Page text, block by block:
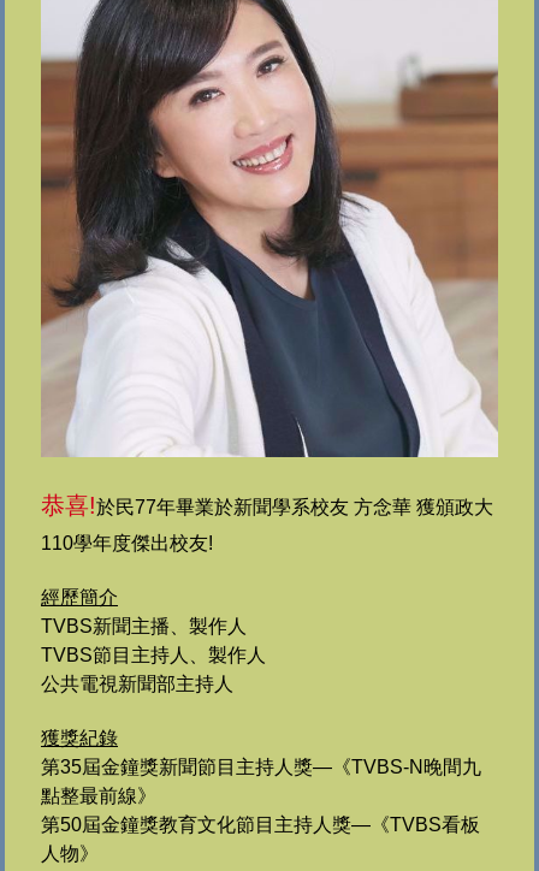
恭喜!於民77年畢業於新聞學系校友 方念華 獲頒政大
110學年度傑出校友!
經歷簡介
TVBS新聞主播、製作人
TVBS節目主持人、製作人
公共電視新聞部主持人
獲獎紀錄
第35屆金鐘獎新聞節目主持人獎—《TVBS-N晚間九
點整最前線》
第50屆金鐘獎教育文化節目主持人獎— 《TVBS看板
人物》